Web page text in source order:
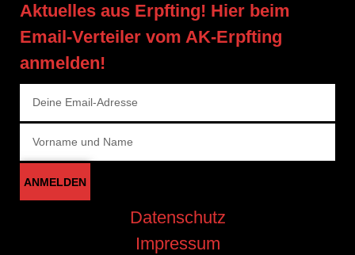
Aktuelles aus Erpfting! Hier beim
Email-Verteiler vom AK-Erpfting
anmelden!
ANMELDEN
Datenschutz
Impressum